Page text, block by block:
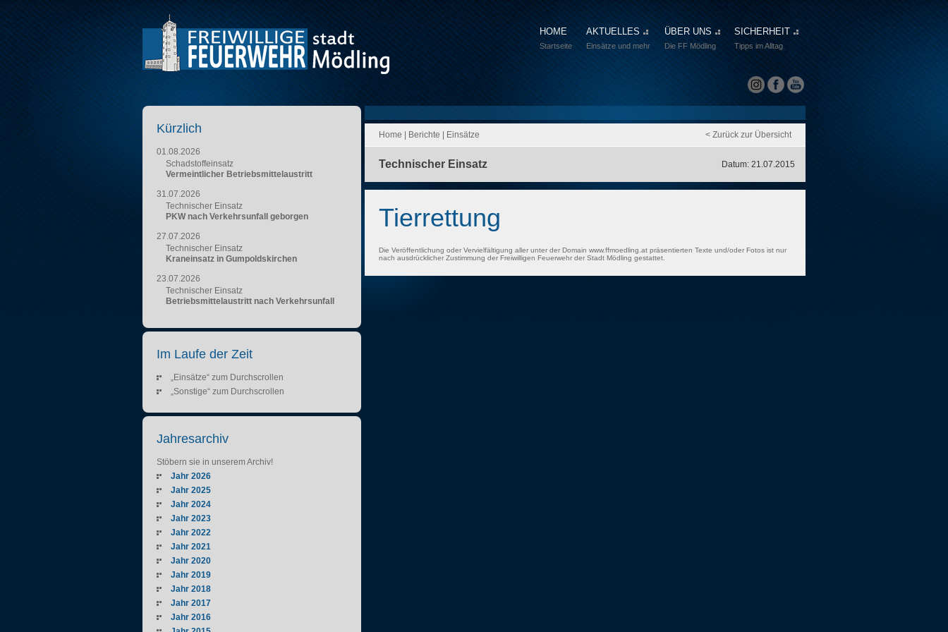
HOME
Startseite
AKTUELLES
Einsätze und mehr
ÜBER UNS
Die FF Mödling
SICHERHEIT
Tipps im Alltag
Home Berichte Einsätze < Zurück zur Übersicht
Technischer Einsatz Datum: 21.07.2015
Tierrettung
Die Veröffentlichung oder Vervielfältigung aller unter der Domain www.ffmoedling.at präsentierten Texte und/oder Fotos ist nur
nach ausdrücklicher Zustimmung der Freiwilligen Feuerwehr der Stadt Mödling gestattet.
Kürzlich
01.08.2026
Schadstoffeinsatz
Vermeintlicher Betriebsmittelaustritt
31.07.2026
Technischer Einsatz
PKW nach Verkehrsunfall geborgen
27.07.2026
Technischer Einsatz
Kraneinsatz in Gumpoldskirchen
23.07.2026
Technischer Einsatz
Betriebsmittelaustritt nach Verkehrsunfall
Im Laufe der Zeit
„Einsätze“ zum Durchscrollen
„Sonstige“ zum Durchscrollen
Jahresarchiv
Stöbern sie in unserem Archiv!
Jahr 2026
Jahr 2025
Jahr 2024
Jahr 2023
Jahr 2022
Jahr 2021
Jahr 2020
Jahr 2019
Jahr 2018
Jahr 2017
Jahr 2016